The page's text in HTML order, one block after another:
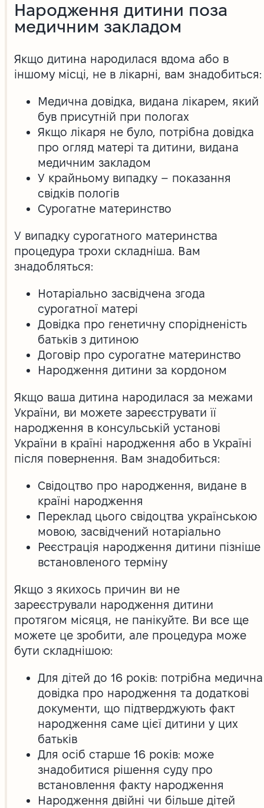
Народження дитини поза
медичним закладом
Якщо дитина народилася вдома або в
іншому місці, не в лікарні, вам знадобиться:
Медична довідка, видана лікарем, який
був присутній при пологах
Якщо лікаря не було, потрібна довідка
про огляд матері та дитини, видана
медичним закладом
У крайньому випадку – показання
свідків пологів
Сурогатне материнство
У випадку сурогатного материнства
процедура трохи складніша. Вам
знадобляться:
Нотаріально засвідчена згода
сурогатної матері
Довідка про генетичну спорідненість
батьків з дитиною
Договір про сурогатне материнство
Народження дитини за кордоном
Якщо ваша дитина народилася за межами
України, ви можете зареєструвати її
народження в консульській установі
України в країні народження або в Україні
після повернення. Вам знадобиться:
Свідоцтво про народження, видане в
країні народження
Переклад цього свідоцтва українською
мовою, засвідчений нотаріально
Реєстрація народження дитини пізніше
встановленого терміну
Якщо з якихось причин ви не
зареєстрували народження дитини
протягом місяця, не панікуйте. Ви все ще
можете це зробити, але процедура може
бути складнішою:
Для дітей до 16 років: потрібна медична
довідка про народження та додаткові
документи, що підтверджують факт
народження саме цієї дитини у цих
батьків
Для осіб старше 16 років: може
знадобитися рішення суду про
встановлення факту народження
Народження двійні чи більше дітей